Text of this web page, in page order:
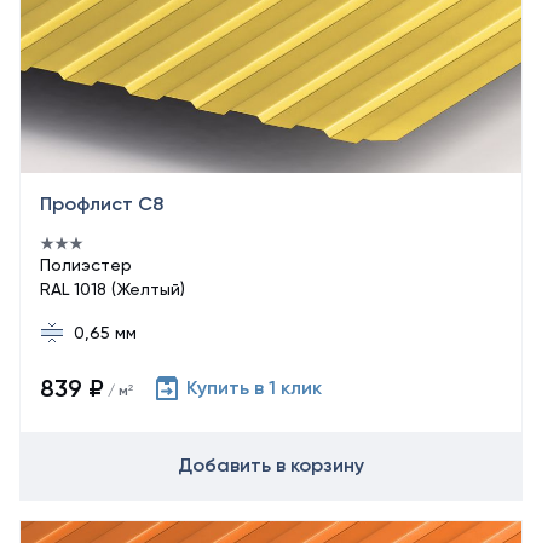
Профлист С8
Полиэстер
RAL 1018 (Желтый)
0,65 мм
839 ₽ / м² Купить в 1 клик
Добавить в корзину